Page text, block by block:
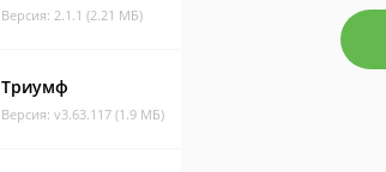
Версия: 2.1.1 (2.21 МБ)
Триумф
Версия: v3.63.117 (1.9 МБ)